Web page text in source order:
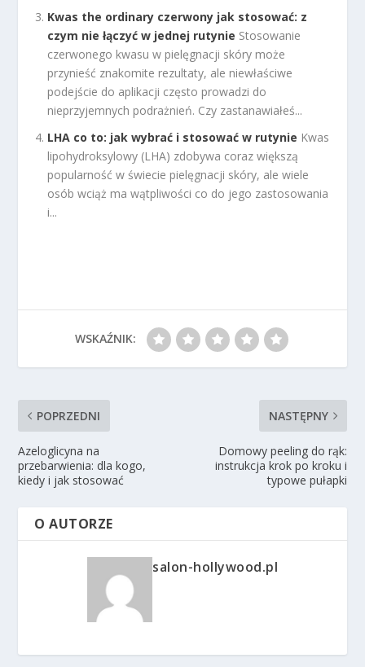
Kwas the ordinary czerwony jak stosować: z
czym nie łączyć w jednej rutynie Stosowanie
czerwonego kwasu w pielęgnacji skóry może
przynieść znakomite rezultaty, ale niewłaściwe
podejście do aplikacji często prowadzi do
nieprzyjemnych podrażnień. Czy zastanawiałeś...
LHA co to: jak wybrać i stosować w rutynie Kwas
lipohydroksylowy (LHA) zdobywa coraz większą
popularność w świecie pielęgnacji skóry, ale wiele
osób wciąż ma wątpliwości co do jego zastosowania
i...
WSKAŹNIK:
POPRZEDNI
Azeloglicyna na
przebarwienia: dla kogo,
kiedy i jak stosować
NASTĘPNY
Domowy peeling do rąk:
instrukcja krok po kroku i
typowe pułapki
O AUTORZE
salon-hollywood.pl